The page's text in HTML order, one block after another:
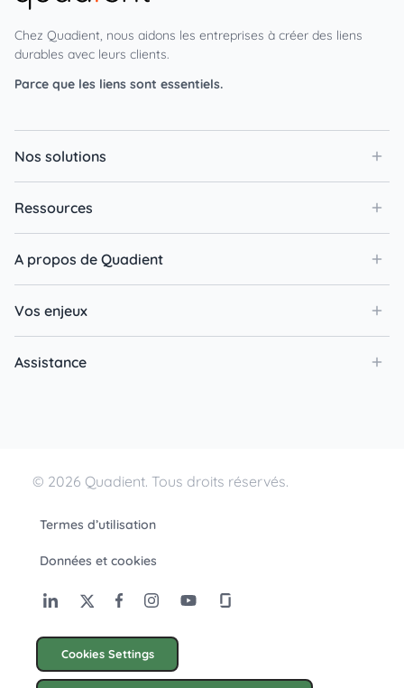
Chez Quadient, nous aidons les entreprises à créer des liens
durables avec leurs clients.
Parce que les liens sont essentiels.
Nos solutions
Ressources
A propos de Quadient
Vos enjeux
Assistance
© 2026 Quadient. Tous droits réservés.
Termes d’utilisation
Données et cookies
Cookies Settings